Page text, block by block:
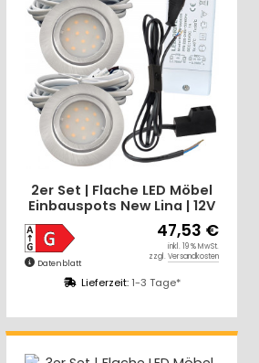
2er Set | Flache LED Möbel
Einbauspots New Lina | 12V
| 2W | LED Trafo | mit
Schnurschalter
Lieferzeit:1-3 Tage*
Datenblatt
47,53 €
inkl. 19 % MwSt.
zzgl. Versandkosten